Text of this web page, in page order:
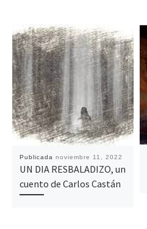
Publicada noviembre 11, 2022
UN DIA RESBALADIZO, un
cuento de Carlos Castán